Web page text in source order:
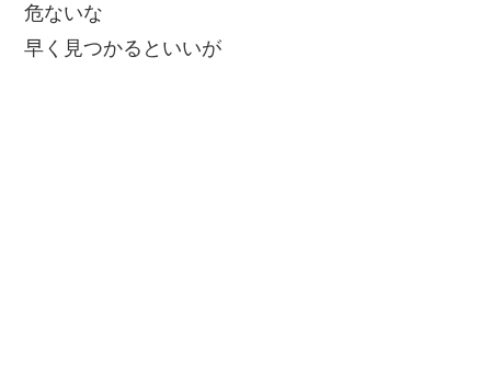
危ないな
早く見つかるといいが